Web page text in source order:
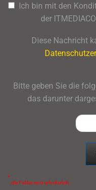
Ich bin mit den
der
Diese Nachricht
Bitte geben Sie die
das darunter
*
die Felder sind erforderlich.